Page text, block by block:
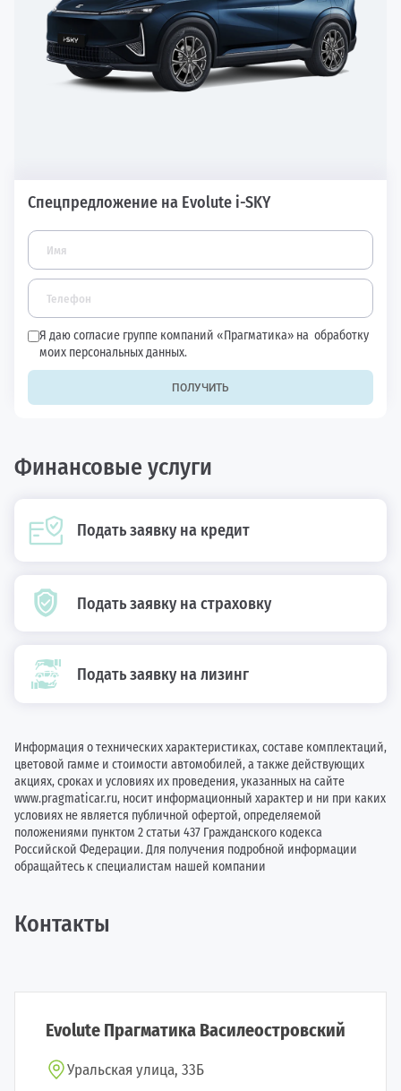
Спецпредложение на Evolute i-SKY
Я даю согласие группе компаний «Прагматика» на обработку
моих персональных данных.
ПОЛУЧИТЬ
Финансовые услуги
Подать заявку на кредит
Подать заявку на страховку
Подать заявку на лизинг
Информация о технических характеристиках, составе комплектаций,
цветовой гамме и стоимости автомобилей, а также действующих
акциях, сроках и условиях их проведения, указанных на сайте
www.pragmaticar.ru, носит информационный характер и ни при каких
условиях не является публичной офертой, определяемой
положениями пунктом 2 статьи 437 Гражданского кодекса
Российской Федерации. Для получения подробной информации
обращайтесь к специалистам нашей компании
Контакты
Evolute Прагматика Василеостровский
Уральская улица, 33Б